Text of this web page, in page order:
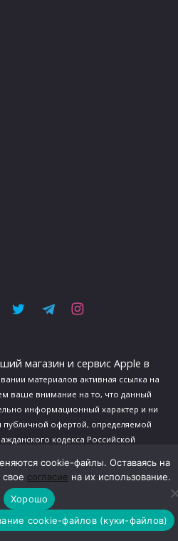
магазин и сервис Apple в
материалов активная ссылка на
ваше внимание на то, что данный
информационный характер и ни
публичной офертой, определяемой
кодекса Российской
персональных данных .
к защите персональных
cookie-файлы. Оставаясь на
согласие на их использование.
Хорошо
cookie-файлов (куки-файлов)